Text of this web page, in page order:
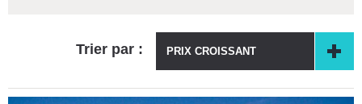
Trier par : PRIX CROISSANT